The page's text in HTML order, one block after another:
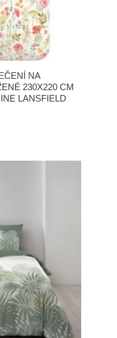
NA
230X220 CM
LANSFIELD